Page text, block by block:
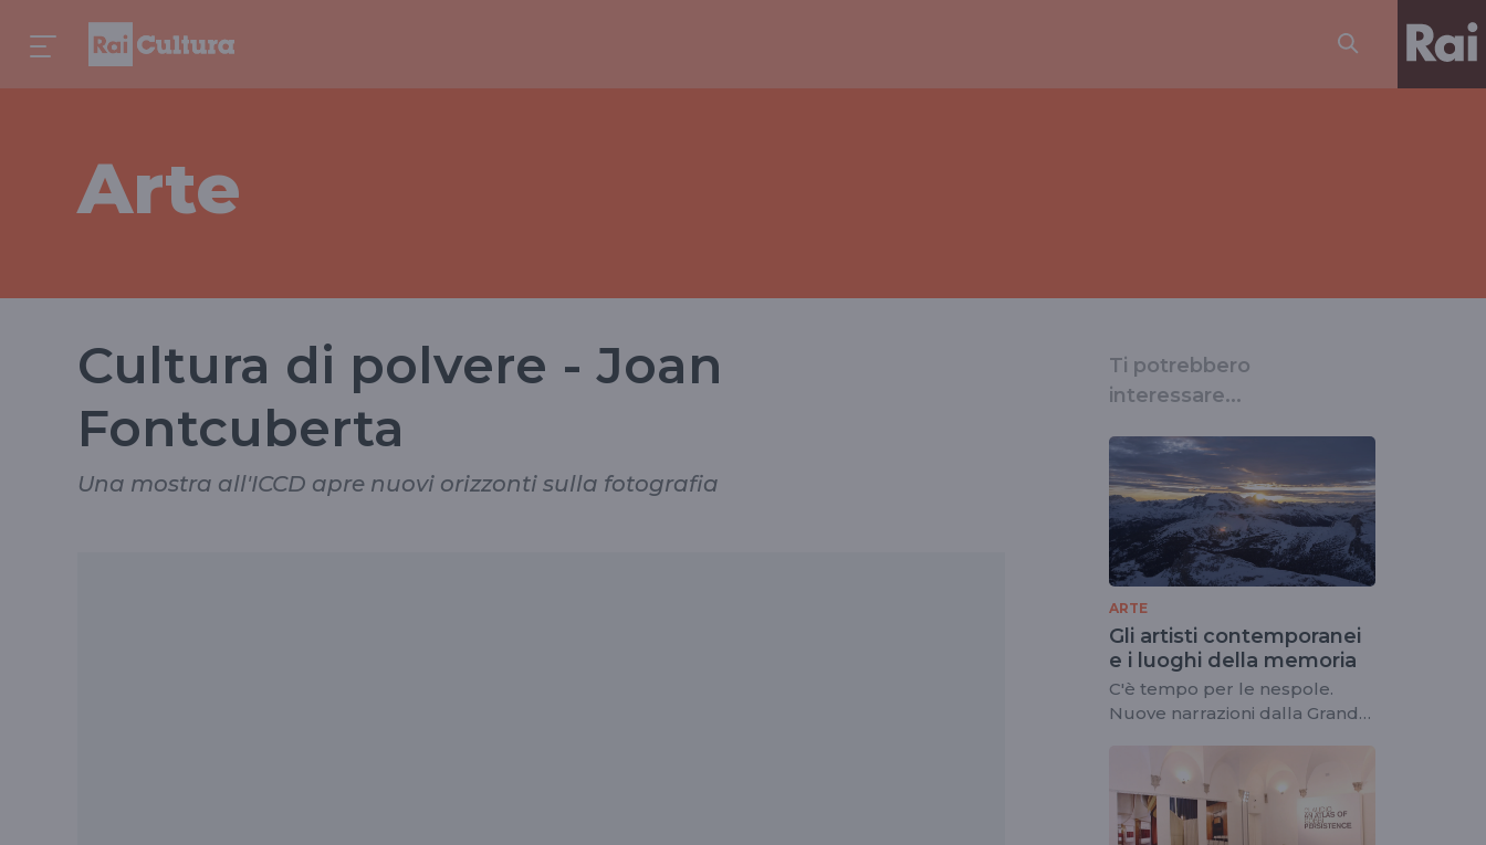
Arte
Cultura di polvere - Joan
Fontcuberta
Una mostra all'ICCD apre nuovi orizzonti sulla fotografia
Ti potrebbero
interessare...
ARTE
Gli artisti contemporanei
e i luoghi della memoria
C'è tempo per le nespole.
Nuove narrazioni dalla Grande